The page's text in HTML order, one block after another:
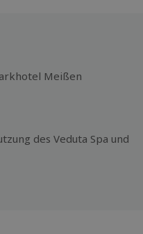
Meißen
des Veduta Spa und